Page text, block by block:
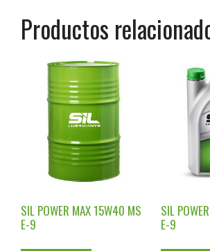
Productos
SIL POWER MAX 15W40 MS
E-9
SIL
E-9